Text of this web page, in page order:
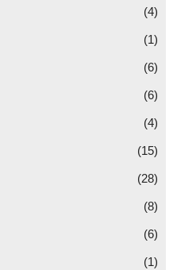
(4)
(1)
(6)
(6)
(4)
(15)
(28)
(8)
(6)
(1)